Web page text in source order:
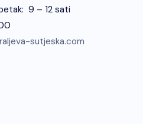
9 – 12 sati
sutjeska.com